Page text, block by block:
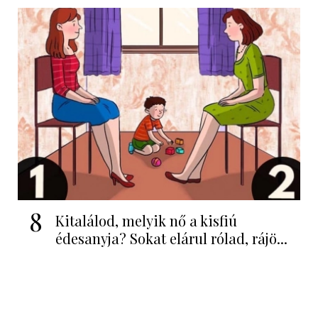
8
Kitalálod, melyik nő a kisfiú
édesanyja? Sokat elárul rólad, rájö...